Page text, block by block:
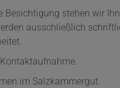
Besichtigung stehen wir
ausschließlich
im Salzkammergut.